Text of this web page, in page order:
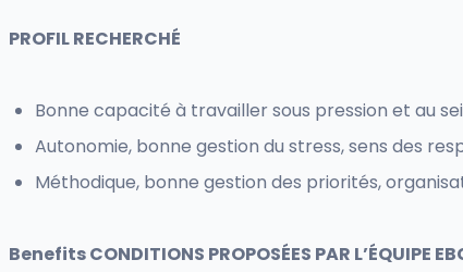
PROFIL RECHERCHÉ
Bonne capacité à travailler sous pression et au
Autonomie, bonne gestion du stress, sens des
Méthodique, bonne gestion des priorités,
BenefitsCONDITIONS PROPOSÉES PAR L’ÉQUIPE